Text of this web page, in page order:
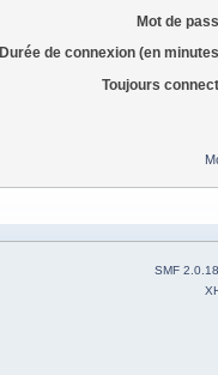
Mot de
Durée de connexion (en
Toujours
SMF 2.0.18